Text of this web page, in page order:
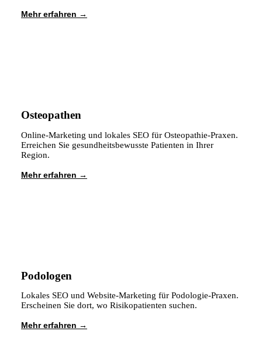
Mehr erfahren
Osteopathen
Online-Marketing und lokales SEO für Osteopathie-Praxen.
Erreichen Sie gesundheitsbewusste Patienten in Ihrer
Region.
Mehr erfahren
Podologen
Lokales SEO und Website-Marketing für Podologie-Praxen.
Erscheinen Sie dort, wo Risikopatienten suchen.
Mehr erfahren